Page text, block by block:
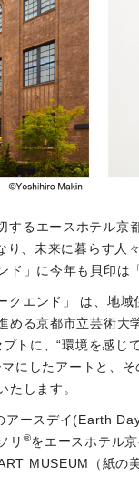
するエースホテル
、未来に暮らす人
ド」に今年も貝印は
クエンド」 は、地
める京都市立芸術大
トに、“環境を感じ
にしたアートと、
たします。
アースデイ(Earth
リ ®をエースホテル
MUSEUM（紙の